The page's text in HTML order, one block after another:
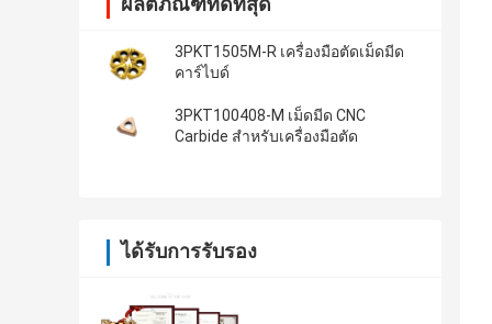
3PKT1505M-R เครื่องมือตัดเม็ดมีด
คาร์ไบด์
3PKT100408-M เม็ดมีด CNC
Carbide สำหรับเครื่องมือตัด
ได้รับการรับรอง